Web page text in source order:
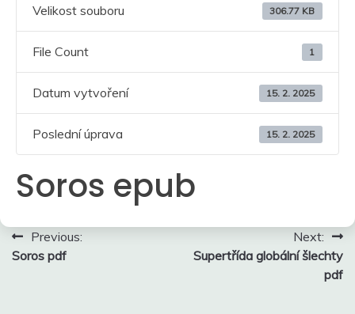
Velikost souboru 306.77 KB
File Count 1
Datum vytvoření 15. 2. 2025
Poslední úprava 15. 2. 2025
Soros epub
Navigace
pro
Previous:
Soros pdf
Next:
Supertřída globální šlechty
pdf